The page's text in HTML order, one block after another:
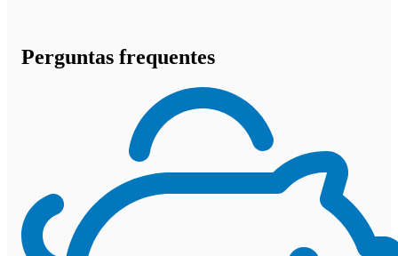
Perguntas frequentes